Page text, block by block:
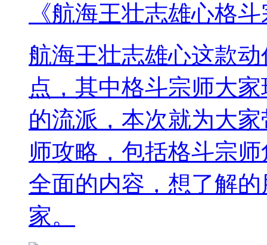
《航海王壮志雄心格
航海王壮志雄心这款
点，其中格斗宗师大
的流派，本次就为大
师攻略，包括格斗宗
全面的内容，想了解
家。